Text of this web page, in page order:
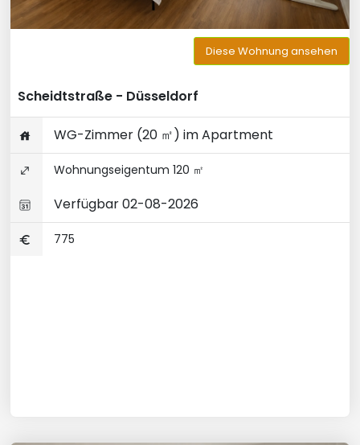
Diese Wohnung ansehen
Scheidtstraße - Düsseldorf
WG-Zimmer (20 ㎡) im Apartment
Wohnungseigentum 120 ㎡
Verfügbar 02-08-2026
775